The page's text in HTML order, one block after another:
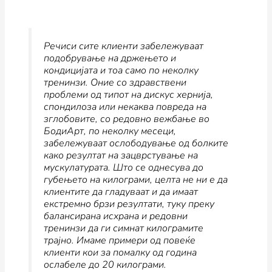
Речиси сите клиенти забележуваат
подобрување на држењето и
кондицијата и тоа само по неколку
тренинзи. Оние со здравствени
проблеми од типот на дискус хернија,
спондилоза или некаква повреда на
зглобовите, со редовно вежбање во
БодиАрт, по неколку месеци,
забележуваат ослободување од болките
како резултат на зацврстување на
мускулатурата. Што се однесува до
губењето на килограми, целта не ни е да
клиентите да гладуваат и да имаат
екстремно брзи резултати, туку преку
балансирана исхрана и редовни
тренинзи да ги симнат килограмите
трајно. Имаме примери од повеќе
клиенти кои за помалку од година
ослабеле до 20 килограми.